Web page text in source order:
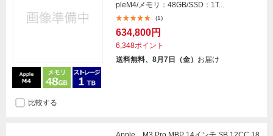
pleM4/メモリ：48GB/SSD：1T...
(1)
634,800円
6,348ポイント
送料無料、8月7日（金） お届け
比較する